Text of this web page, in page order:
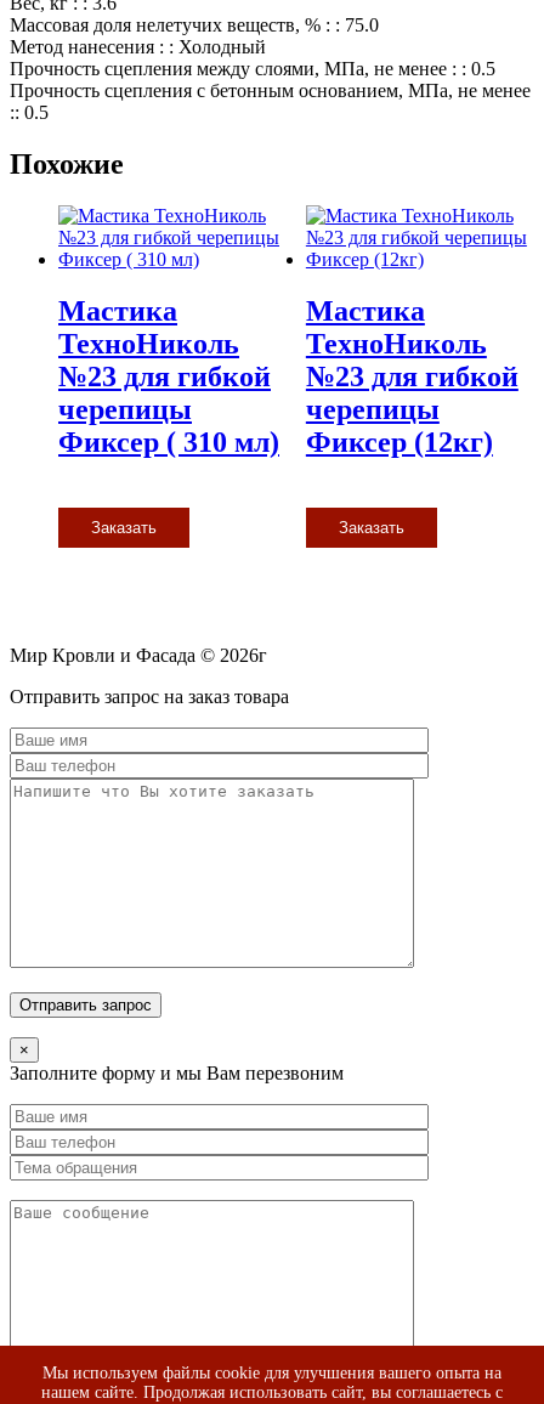
Мы используем файлы cookie для улучшения вашего опыта на
нашем сайте. Продолжая использовать сайт, вы соглашаетесь с
Массовая доля нелетучих веществ, % : : 75.0
Метод нанесения : : Холодный
Прочность сцепления между слоями, МПа, не менее : : 0.5
Прочность сцепления с бетонным основанием, МПа, не менее
:: 0.5
Похожие
Мастика
ТехноНиколь
№23 для гибкой
черепицы
Фиксер ( 310 мл)
Заказать
Мастика
ТехноНиколь
№23 для гибкой
черепицы
Фиксер (12кг)
Заказать
Мир Кровли и Фасада © 2026г
Прокрутить
Отправить запрос на заказ товара
×
Заполните форму и мы Вам перезвоним